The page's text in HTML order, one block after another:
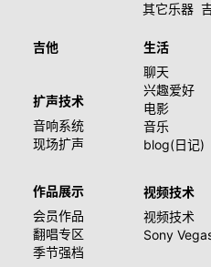
其它乐器
吉他
扩声技术
音响系统
现场扩声
作品展示
会员作品
翻唱专区
季节强档
生活
聊天
兴趣爱好
电影
音乐
blog(日记)
视频技术
视频技术
Sony